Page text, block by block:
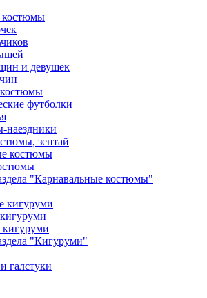
костюмы
и девушек
футболки
наездники
зентай
костюмы
"Карнавальные костюмы"
кигуруми
"Кигуруми"
галстуки